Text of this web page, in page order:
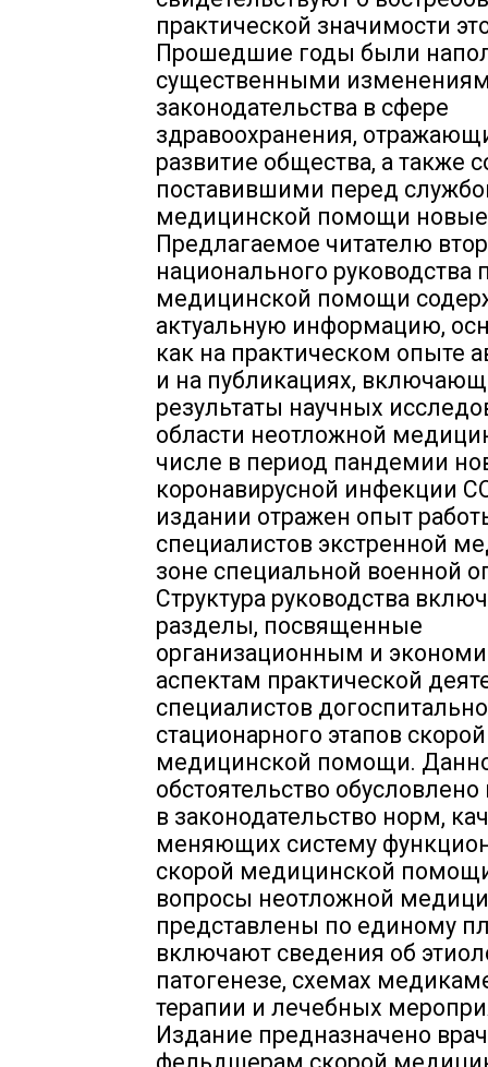
практической значимости
Прошедшие годы были
существенными
законодательства в сфере
здравоохранения,
развитие общества, а также
поставившими перед
медицинской помощи новые
Предлагаемое читателю
национального руководства
медицинской помощи
актуальную информацию,
как на практическом опыте
и на публикациях,
результаты научных
области неотложной
числе в период пандемии
коронавирусной инфекции
издании отражен опыт
специалистов экстренной
зоне специальной военной
Структура руководства
разделы, посвященные
организационным и
аспектам практической
специалистов
стационарного этапов скорой
медицинской помощи.
обстоятельство
в законодательство норм,
меняющих систему
скорой медицинской
вопросы неотложной
представлены по единому
включают сведения об
патогенезе, схемах
терапии и лечебных
Издание предназначено